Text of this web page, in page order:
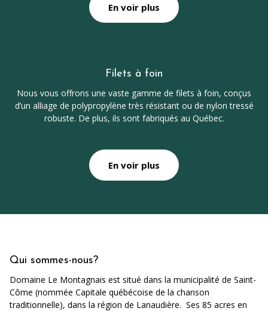
En voir plus
Filets à foin
Nous vous offrons une vaste gamme de filets à foin, conçus
d’un alliage de polypropylène très résistant ou de nylon tressé
robuste. De plus, ils sont fabriqués au Québec.
En voir plus
Qui sommes-nous?
Domaine Le Montagnais est situé dans la municipalité de Saint-
Côme (nommée Capitale québécoise de la chanson
traditionnelle), dans la région de Lanaudière. Ses 85 acres en